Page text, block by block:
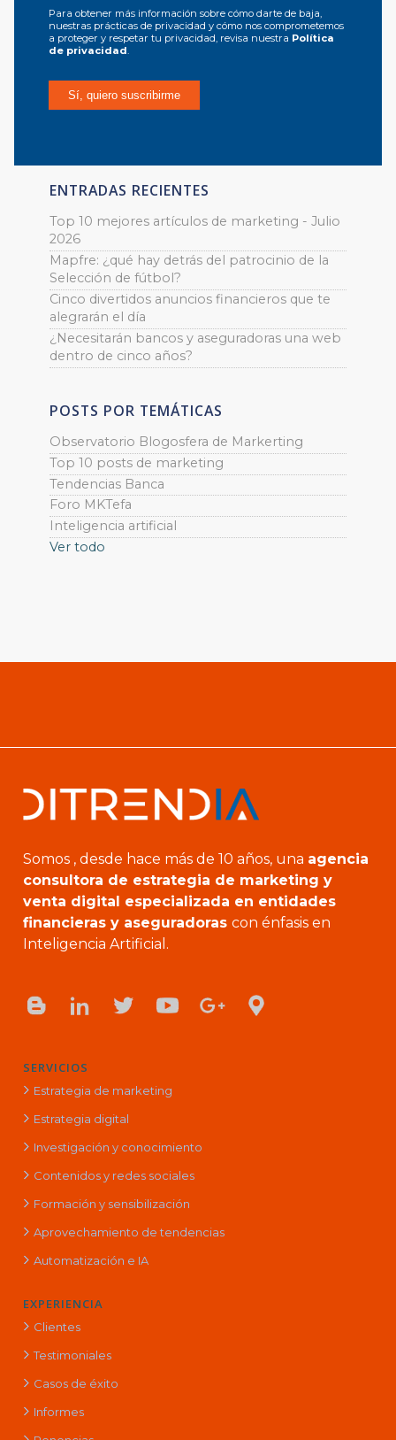
Para obtener más información sobre cómo darte de baja,
nuestras prácticas de privacidad y cómo nos comprometemos
a proteger y respetar tu privacidad, revisa nuestra Política
de privacidad.
ENTRADAS RECIENTES
Top 10 mejores artículos de marketing - Julio
2026
Mapfre: ¿qué hay detrás del patrocinio de la
Selección de fútbol?
Cinco divertidos anuncios financieros que te
alegrarán el día
¿Necesitarán bancos y aseguradoras una web
dentro de cinco años?
POSTS POR TEMÁTICAS
Observatorio Blogosfera de Markerting
Top 10 posts de marketing
Tendencias Banca
Foro MKTefa
Inteligencia artificial
Ver todo
Somos , desde hace más de 10 años, una agencia
consultora de estrategia de marketing y
venta digital especializada en entidades
financieras y aseguradoras con énfasis en
Inteligencia Artificial.
SERVICIOS
Estrategia de marketing
Estrategia digital
Investigación y conocimiento
Contenidos y redes sociales
Formación y sensibilización
Aprovechamiento de tendencias
Automatización e IA
EXPERIENCIA
Clientes
Testimoniales
Casos de éxito
Informes